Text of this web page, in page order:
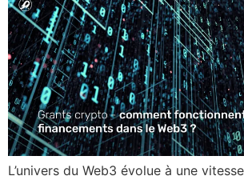
L’univers du Web3 évolue à une